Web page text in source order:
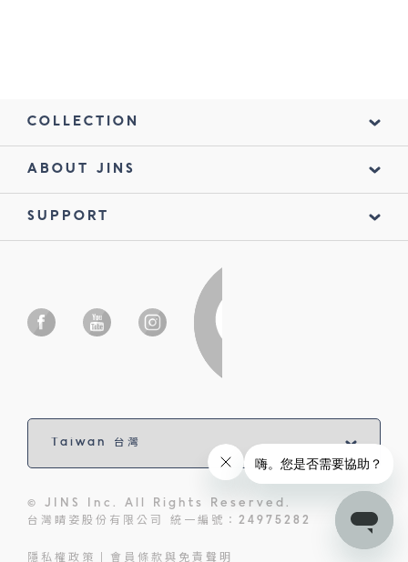
COLLECTION
ABOUT JINS
SUPPORT
© JINS Inc. All Rights Reserved.
台灣睛姿股份有限公司 統一編號：24975282
隱私權政策 會員條款與免責聲明